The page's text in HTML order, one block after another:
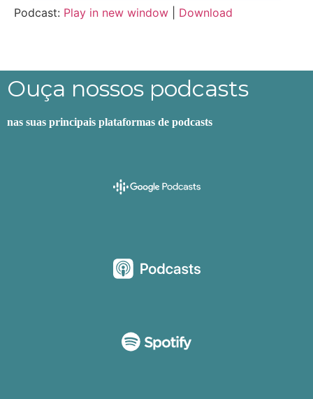
Podcast: Play in new window Download
Ouça nossos podcasts
nas suas principais plataformas de podcasts